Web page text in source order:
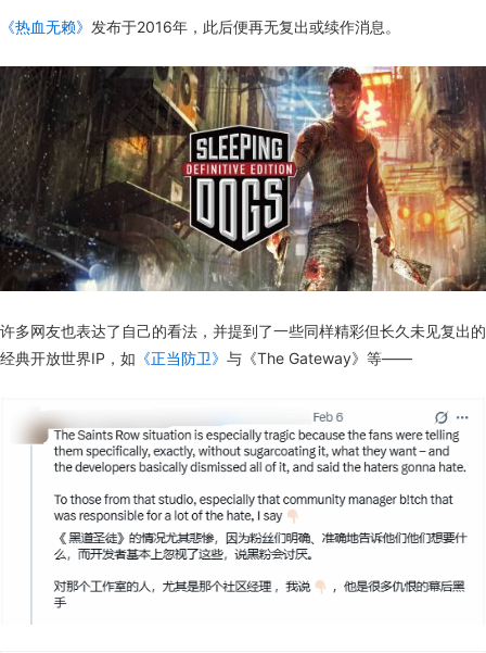
《热血无赖》 发布于2016年，此后便再无复出或续作消息。
许多网友也表达了自己的看法，并提到了一些同样精彩但长久未见复出的
经典开放世界IP，如 《正当防卫》 与《The Gateway》等——